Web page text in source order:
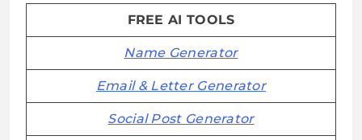
FREE AI TOOLS
Name Generator
Email & Letter Generator
Social Post Generator